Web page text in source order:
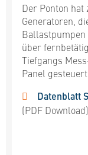
Der Ponton
Generatoren,
Ballastpumpen
über
Tiefgangs
Panel gesteuert
Datenblatt
(PDF Download)